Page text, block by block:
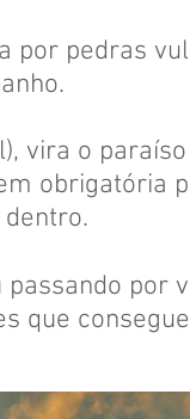
por pedras
vira o
obrigatória
por
que